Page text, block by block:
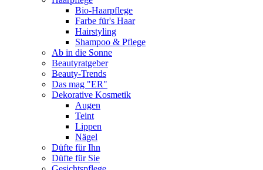
Bio-Haarpflege
Farbe für's Haar
Hairstyling
Shampoo & Pflege
Ab in die Sonne
Beautyratgeber
Beauty-Trends
Das mag "ER"
Dekorative Kosmetik
Augen
Teint
Lippen
Nägel
Düfte für Ihn
Düfte für Sie